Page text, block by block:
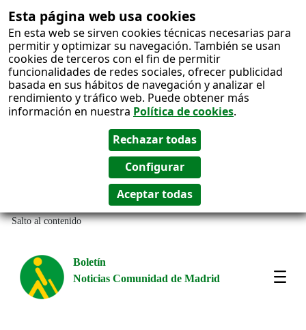
Esta página web usa cookies
En esta web se sirven cookies técnicas necesarias para
permitir y optimizar su navegación. También se usan
cookies de terceros con el fin de permitir
funcionalidades de redes sociales, ofrecer publicidad
basada en sus hábitos de navegación y analizar el
rendimiento y tráfico web. Puede obtener más
información en nuestra Política de cookies.
Salto al contenido
Boletín
Noticias Comunidad de Madrid